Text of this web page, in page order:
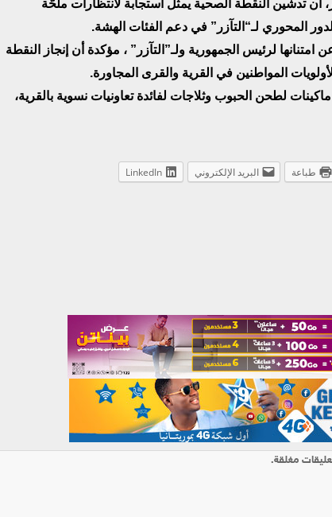
أن تدشين النقطة الصحية يمثل استجابة لانتظارات ملحّة
المحوري لـ“التآزر” في دعم الفئات الهشة.
لرئيس الجمهورية ولـ”التآزر” ، مؤكدة أن إنجاز النقطة
المواطنين في القرية والقرى المجاورة.
لطحن الحبوب وثلاجات لفائدة تعاونيات نسوية بالقرية،
طباعة البريد الإلكتروني LinkedIn
مغلقة.